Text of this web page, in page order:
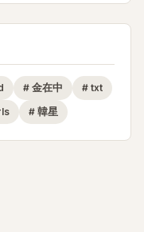
# 金在中 # txt
# 韓星